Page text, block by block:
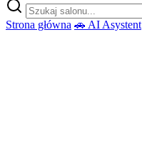
Strona główna 🚗 AI Asystent